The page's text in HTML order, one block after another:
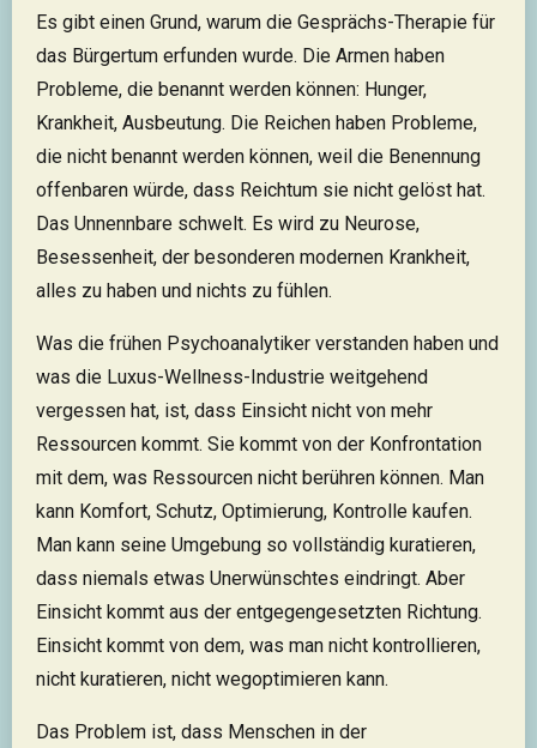
Es gibt einen Grund, warum die Gesprächs-Therapie für
das Bürgertum erfunden wurde. Die Armen haben
Probleme, die benannt werden können: Hunger,
Krankheit, Ausbeutung. Die Reichen haben Probleme,
die nicht benannt werden können, weil die Benennung
offenbaren würde, dass Reichtum sie nicht gelöst hat.
Das Unnennbare schwelt. Es wird zu Neurose,
Besessenheit, der besonderen modernen Krankheit,
alles zu haben und nichts zu fühlen.
Was die frühen Psychoanalytiker verstanden haben und
was die Luxus-Wellness-Industrie weitgehend
vergessen hat, ist, dass Einsicht nicht von mehr
Ressourcen kommt. Sie kommt von der Konfrontation
mit dem, was Ressourcen nicht berühren können. Man
kann Komfort, Schutz, Optimierung, Kontrolle kaufen.
Man kann seine Umgebung so vollständig kuratieren,
dass niemals etwas Unerwünschtes eindringt. Aber
Einsicht kommt aus der entgegengesetzten Richtung.
Einsicht kommt von dem, was man nicht kontrollieren,
nicht kuratieren, nicht wegoptimieren kann.
Das Problem ist, dass Menschen in der